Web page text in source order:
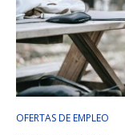
OFERTAS DE EMPLEO